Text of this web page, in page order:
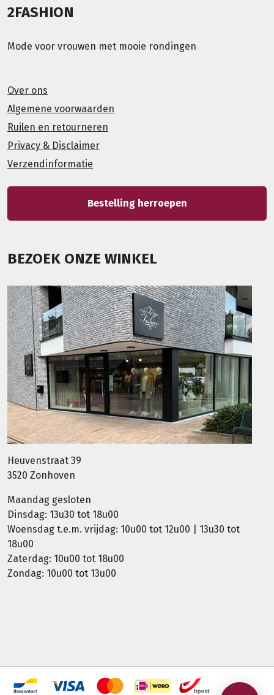
2FASHION
Mode voor vrouwen met mooie rondingen
Over ons
Algemene voorwaarden
Ruilen en retourneren
Privacy & Disclaimer
Verzendinformatie
Bestelling herroepen
BEZOEK ONZE WINKEL
Heuvenstraat 39
3520 Zonhoven
Maandag gesloten
Dinsdag: 13u30 tot 18u00
Woensdag t.e.m. vrijdag: 10u00 tot 12u00 | 13u30 tot
18u00
Zaterdag: 10u00 tot 18u00
Zondag: 10u00 tot 13u00